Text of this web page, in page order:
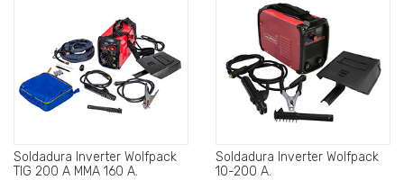
Soldadura Inverter Wolfpack
TIG 200 A MMA 160 A.
Soldadura Inverter Wolfpack
10-200 A.